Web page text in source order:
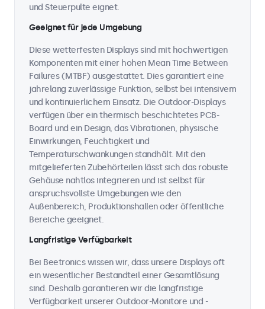
und Steuerpulte eignet.
Geeignet für jede Umgebung
Diese wetterfesten Displays sind mit hochwertigen
Komponenten mit einer hohen Mean Time Between
Failures (MTBF) ausgestattet. Dies garantiert eine
jahrelang zuverlässige Funktion, selbst bei intensivem
und kontinuierlichem Einsatz. Die Outdoor-Displays
verfügen über ein thermisch beschichtetes PCB-
Board und ein Design, das Vibrationen, physische
Einwirkungen, Feuchtigkeit und
Temperaturschwankungen standhält. Mit den
mitgelieferten Zubehörteilen lässt sich das robuste
Gehäuse nahtlos integrieren und ist selbst für
anspruchsvollste Umgebungen wie den
Außenbereich, Produktionshallen oder öffentliche
Bereiche geeignet.
Langfristige Verfügbarkeit
Bei Beetronics wissen wir, dass unsere Displays oft
ein wesentlicher Bestandteil einer Gesamtlösung
sind. Deshalb garantieren wir die langfristige
Verfügbarkeit unserer Outdoor-Monitore und -